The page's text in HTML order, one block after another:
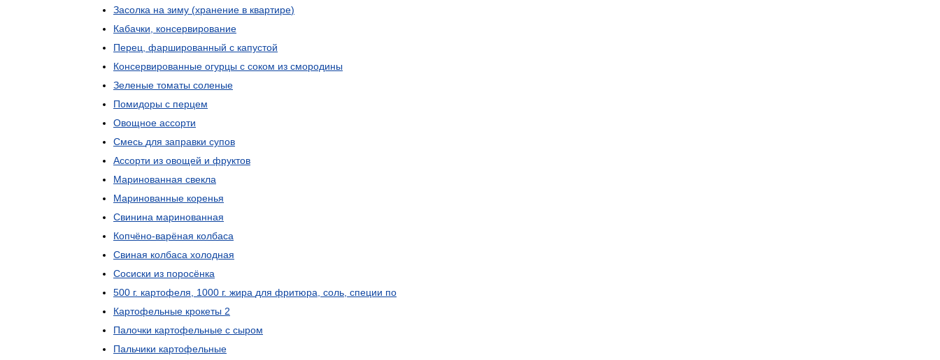
Засолка на зиму (хранение в квартире)
Кабачки
консервирование
Перец фаршированный с капустой
Консервированные огурцы с соком из смородины
Зеленые томаты соленые
Помидоры с перцем
Овощное ассорти
Смесь для заправки супов
Ассорти из овощей и фруктов
Маринованная свекла
Маринованные коренья
Свинина маринованная
Копчёно-варёная колбаса
Свиная колбаса холодная
Сосиски из поросёнка
500 г. картофеля 1000 г. жира для фритюра соль специи по
Картофельные крокеты 2
Палочки картофельные с сыром
Пальчики картофельные